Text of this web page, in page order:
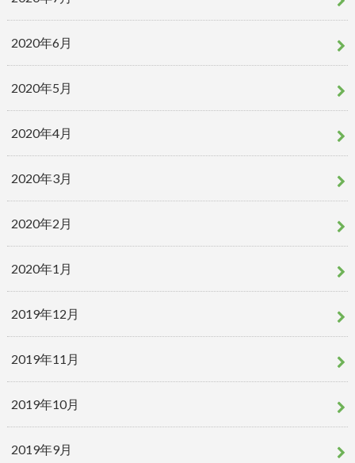
2020年6月
2020年5月
2020年4月
2020年3月
2020年2月
2020年1月
2019年12月
2019年11月
2019年10月
2019年9月